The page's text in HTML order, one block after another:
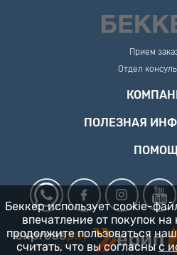
Прием
Отдел
ПОЛЕЗНАЯ
Беккер использует cookie-
впечатление от покупок
продолжите пользоваться
считать, что вы согласны с